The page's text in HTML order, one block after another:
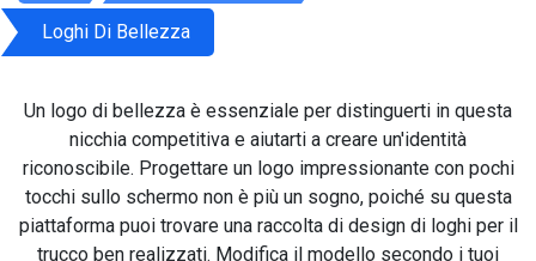
Loghi Di Bellezza
Un logo di bellezza è essenziale per distinguerti in questa
nicchia competitiva e aiutarti a creare un'identità
riconoscibile. Progettare un logo impressionante con pochi
tocchi sullo schermo non è più un sogno, poiché su questa
piattaforma puoi trovare una raccolta di design di loghi per il
trucco ben realizzati. Modifica il modello secondo i tuoi